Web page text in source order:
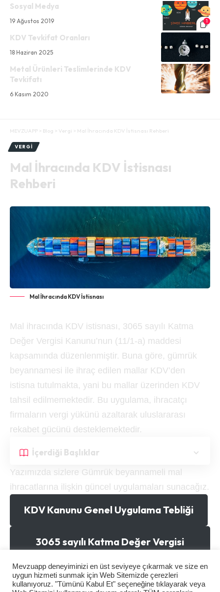
1
Sosyal Medya
19 Ağustos 2019
KDV Tevkifat Oranları
18 Haziran 2025
Metal Ürünleri Teslimlerinde KDV
Tevkifatı
6 Kasım 2020
MEVZUAPP > Blog > Vergi > Mal İhracında KDV İstisnası Rehberi
VERGI
Mal İhracında KDV İstisnası
Rehberi
Mal İhracında KDV İstisnası
Mal ihracında KDV istisnası, 3065 sayılı Katma
Değer Vergisi Kanunu’nun (11/1-a) maddesi
kapsamında düzenlenmiştir. Buna göre, gümrük
beyannamesi ile ihraç edilen mallar KDV’den
istisna tutulmakta, yani bu mallar üzerinden KDV
tahsil edilmemektedir. Bu uygulama, ihracatçı
firmaların vergi yükünü azaltarak uluslararası
rekabet gücünü desteklemektedir.
İçerdiği Başlıklar
Yazımızda sizlere Gümrük beyannameli mal
ihracatlarına ilişkin güncel uygulamaları sunacağız.
KDV Kanunu Genel Uygulama Tebliği
3065 sayılı Katma Değer Vergisi
Mal İhracında KDV İstisnası Nedir?
Mevzuapp deneyiminizi en üst seviyeye çıkarmak ve size en
uygun hizmeti sunmak için Web Sitemizde çerezleri
kullanıyoruz. "Tümünü Kabul Et" seçeneğine tıklayarak veya